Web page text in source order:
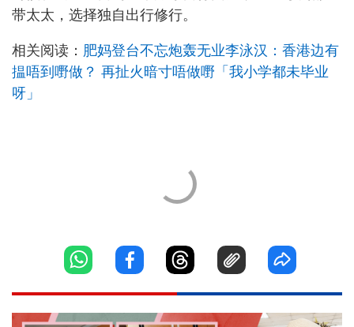
带太太，选择独自出行修行。
相关阅读： 肥妈登台不忘炮轰无业李泳汉：香港边有
揾唔到嘢做？ 再扯火暗寸唔做嘢「我小学都未毕业
呀」